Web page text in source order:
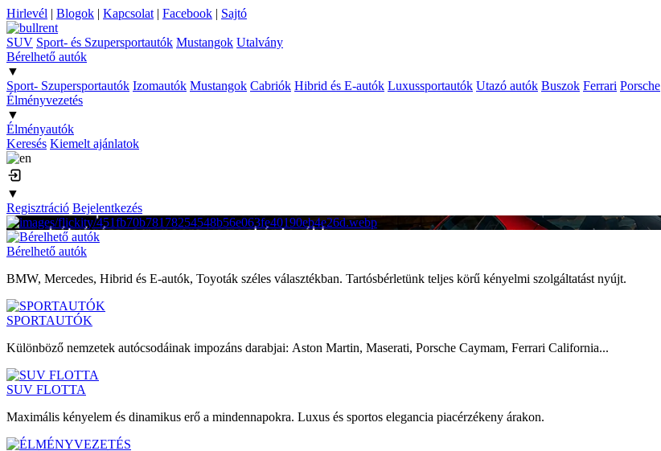
Hirlevél | Blogok | Kapcsolat | Facebook | Sajtó
SUV Sport- és Szupersportautók Mustangok Utalvány
Bérelhető autók
▼
Sport- Szupersportautók Izomautók Mustangok Cabriók Hibrid és E-autók Luxussportautók Utazó autók Buszok Ferrari Porsche
Élményvezetés
▼
Élményautók
Keresés Kiemelt ajánlatok
▼
Regisztráció Bejelentkezés
Bérelhető autók
BMW, Mercedes, Hibrid és E-autók, Toyoták széles választékban. Tartósbérletünk teljes körű kényelmi szolgáltatást nyújt.
SPORTAUTÓK
Különböző nemzetek autócsodáinak impozáns darabjai: Aston Martin, Maserati, Porsche Caymam, Ferrari California...
SUV FLOTTA
Maximális kényelem és dinamikus erő a mindennapokra. Luxus és sportos elegancia piacérzékeny árakon.